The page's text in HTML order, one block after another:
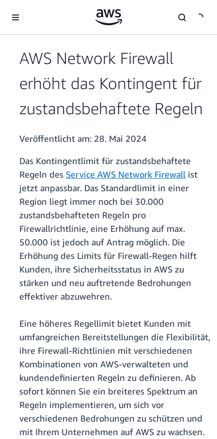
Überspringen zum Hauptinhalt
AWS Network Firewall
erhöht das Kontingent für
zustandsbehaftete Regeln
Veröffentlicht am: 28. Mai 2024
Das Kontingentlimit für zustandsbehaftete
Regeln des Service AWS Network Firewall ist
jetzt anpassbar. Das Standardlimit in einer
Region liegt immer noch bei 30.000
zustandsbehafteten Regeln pro
Firewallrichtlinie, eine Erhöhung auf max.
50.000 ist jedoch auf Antrag möglich. Die
Erhöhung des Limits für Firewall-Regen hilft
Kunden, ihre Sicherheitsstatus in AWS zu
stärken und neu auftretende Bedrohungen
effektiver abzuwehren.
Eine höheres Regellimit bietet Kunden mit
umfangreichen Bereitstellungen die Flexibilität,
ihre Firewall-Richtlinien mit verschiedenen
Kombinationen von AWS-verwalteten und
kundendefinierten Regeln zu definieren. Ab
sofort können Sie ein breiteres Spektrum an
Regeln implementieren, um sich vor
verschiedenen Bedrohungen zu schützen und
mit Ihrem Unternehmen auf AWS zu wachsen.